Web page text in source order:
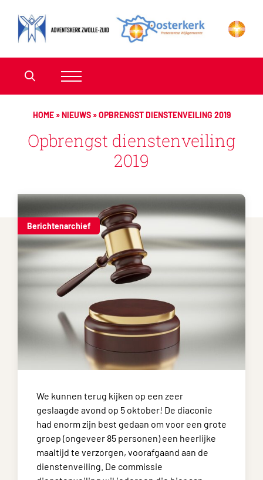
HOME»NIEUWS»OPBRENGST DIENSTENVEILING 2019
Opbrengst dienstenveiling
2019
Berichtenarchief
We kunnen terug kijken op een zeer
geslaagde avond op 5 oktober! De diaconie
had enorm zijn best gedaan om voor een grote
groep (ongeveer 85 personen) een heerlijke
maaltijd te verzorgen, voorafgaand aan de
dienstenveiling. De commissie